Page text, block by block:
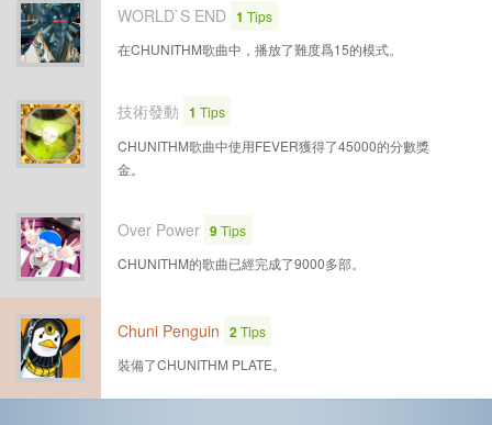
WORLD`S END 1 Tips
在CHUNITHM歌曲中，播放了難度爲15的模式。
技術發動 1 Tips
CHUNITHM歌曲中使用FEVER獲得了45000的分數獎
金。
Over Power 9Tips
CHUNITHM的歌曲已經完成了9000多部。
Chuni Penguin 2Tips
裝備了CHUNITHM PLATE。